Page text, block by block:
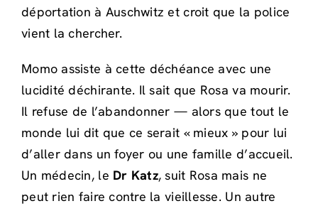
déportation à Auschwitz et croit que la police
vient la chercher.
Momo assiste à cette déchéance avec une
lucidité déchirante. Il sait que Rosa va mourir.
Il refuse de l’abandonner — alors que tout le
monde lui dit que ce serait « mieux » pour lui
d’aller dans un foyer ou une famille d’accueil.
Un médecin, le Dr Katz, suit Rosa mais ne
peut rien faire contre la vieillesse. Un autre